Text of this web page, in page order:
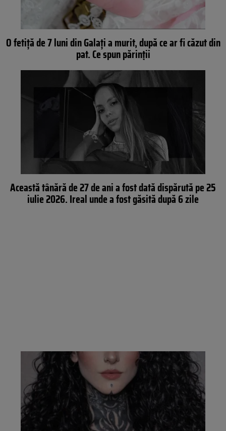
O fetiță de 7 luni din Galați a murit, după ce ar fi căzut din
pat. Ce spun părinții
Această tânără de 27 de ani a fost dată dispărută pe 25
iulie 2026. Ireal unde a fost găsită după 6 zile